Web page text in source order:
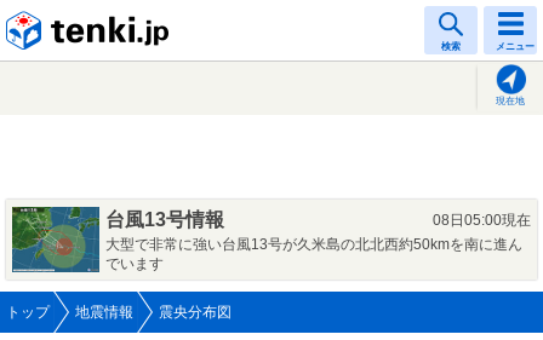
検索 メニュー
現在地
台風13号情報
08日05:00現在
大型で非常に強い台風13号が久米島の北北西約50kmを南に進ん
でいます
トップ 地震情報 震央分布図